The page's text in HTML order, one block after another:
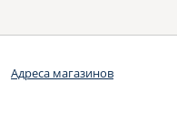
Адреса магазинов